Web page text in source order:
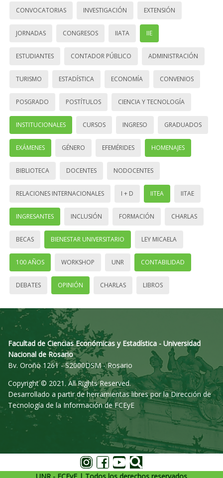
CONVOCATORIAS INVESTIGACIÓN EXTENSIÓN
JORNADAS CONGRESOS IIATA IIE
ESTUDIANTES CONTADOR PÚBLICO ADMINISTRACIÓN
TURISMO ESTADÍSTICA ECONOMÍA CONVENIOS
POSGRADO POSTÍTULOS CIENCIA Y TECNOLOGÍA
INSTITUCIONALES CURSOS INGRESO GRADUADOS
EXÁMENES GÉNERO EFEMÉRIDES HOMENAJES
BIBLIOTECA DOCENTES NODOCENTES
RELACIONES INTERNACIONALES I + D IITEA IITAE
INGRESANTES INCLUSIÓN FORMACIÓN CHARLAS
BECAS BIENESTAR UNIVERSITARIO LEY MICAELA
100 AÑOS WORKSHOP UNR CONTABILIDAD
DEBATES OPINIÓN CHARLAS LIBROS
Facultad de Ciencias Económicas y Estadística - Universidad
Nacional de Rosario
Bv. Oroño 1261 - S2000DSM - Rosario
Copyright © 2021. All Rights Reserved.
Desarrollado a partir de herramientas libres por la Dirección de
Tecnología de la Información de FCEyE